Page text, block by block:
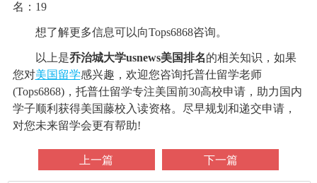
名：19
想了解更多信息可以向Tops6868咨询。
以上是乔治城大学usnews美国排名的相关知识，如果
您对美国留学感兴趣，欢迎您咨询托普仕留学老师
(Tops6868)，托普仕留学专注美国前30高校申请，助力国内
学子顺利获得美国藤校入读资格。尽早规划和递交申请，
对您未来留学会更有帮助!
上一篇 下一篇